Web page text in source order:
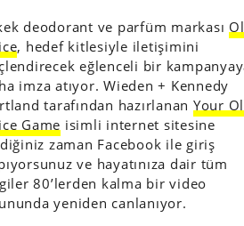
deodorant ve parfüm markası
, hedef kitlesiyle iletişimini
eğlenceli bir
imza atıyor. Wieden + Kennedy
tarafından hazırlanan Your
Game isimli internet sitesine
zaman Facebook ile giriş
ve hayatınıza dair tüm
80’lerden kalma bir video
yeniden canlanıyor.